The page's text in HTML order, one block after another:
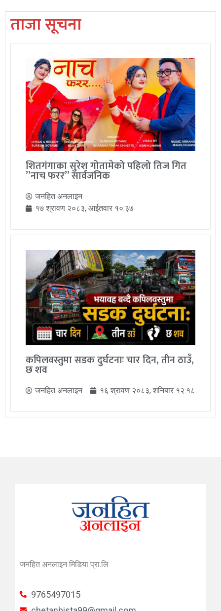
ताजा सूचना
शितगंगाका सुरेश गोतामेको पहिलो तिज गित
”नाच फरर” सार्वजनिक
जनहित अनलाइन
१७ श्रावण २०८३, आईतवार १०:३७
कपिलवस्तुमा सडक दुर्घटनाः चार दिन, तीन ठाउँ,
छ शव
जनहित अनलाइन १६ श्रावण २०८३, शनिबार १२:१८
जनहित अनलाइन मिडिया प्रा.लि
9765497015